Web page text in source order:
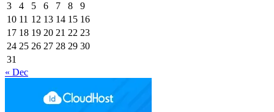
3
4 5 6 7 8
9
10 11 12 13 14 15 16
17 18 19 20 21 22 23
24 25 26 27 28 29 30
31
« Dec